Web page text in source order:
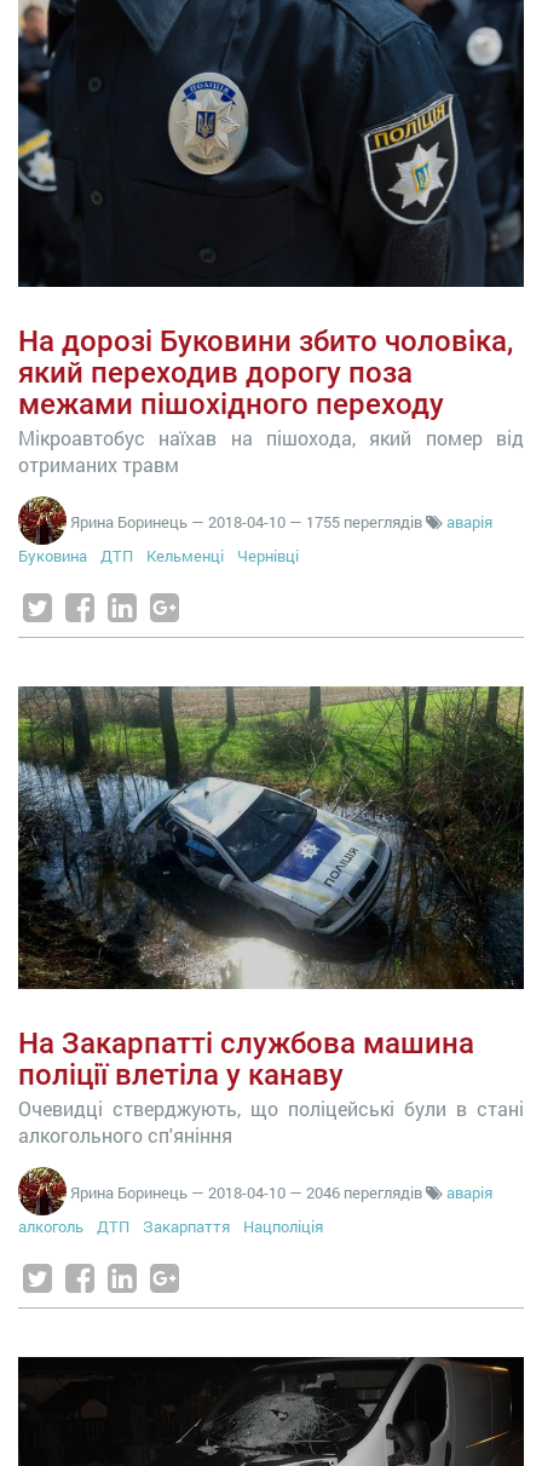
На дорозі Буковини збито чоловіка,
який переходив дорогу поза
межами пішохідного переходу
Мікроавтобус наїхав на пішохода, який помер від
отриманих травм
Ярина Боринець — 2018-04-10 — 1755 переглядів
аварія
Буковина
ДТП Кельменці Чернівці
На Закарпатті службова машина
поліції влетіла у канаву
Очевидці стверджують, що поліцейські були в стані
алкогольного сп'яніння
Ярина Боринець — 2018-04-10 — 2046 переглядів
аварія
алкоголь
ДТП Закарпаття Нацполіція